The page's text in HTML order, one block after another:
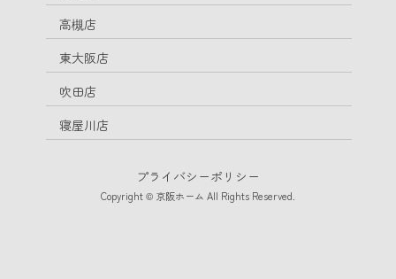
高槻店
東大阪店
吹田店
寝屋川店
プライバシーポリシー
Copyright © 京阪ホーム All Rights Reserved.